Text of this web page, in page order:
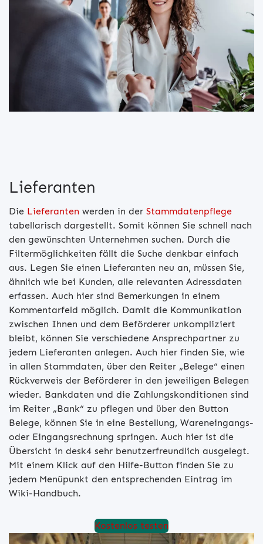
Lieferanten
Die Lieferanten werden in der Stammdatenpflege
tabellarisch dargestellt. Somit können Sie schnell nach
den gewünschten Unternehmen suchen. Durch die
Filtermöglichkeiten fällt die Suche denkbar einfach
aus. Legen Sie einen Lieferanten neu an, müssen Sie,
ähnlich wie bei Kunden, alle relevanten Adressdaten
erfassen. Auch hier sind Bemerkungen in einem
Kommentarfeld möglich. Damit die Kommunikation
zwischen Ihnen und dem Beförderer unkompliziert
bleibt, können Sie verschiedene Ansprechpartner zu
jedem Lieferanten anlegen. Auch hier finden Sie, wie
in allen Stammdaten, über den Reiter „Belege“ einen
Rückverweis der Beförderer in den jeweiligen Belegen
wieder. Bankdaten und die Zahlungskonditionen sind
im Reiter „Bank“ zu pflegen und über den Button
Belege, können Sie in eine Bestellung, Wareneingangs-
oder Eingangsrechnung springen. Auch hier ist die
Übersicht in desk4 sehr benutzerfreundlich ausgelegt.
Mit einem Klick auf den Hilfe-Button finden Sie zu
jedem Menüpunkt den entsprechenden Eintrag im
Wiki-Handbuch.
Kostenlos testen